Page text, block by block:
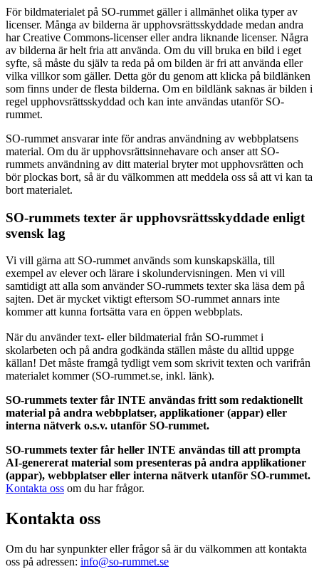
För bildmaterialet på SO-rummet gäller i allmänhet olika typer av
licenser. Många av bilderna är upphovsrättsskyddade medan andra
har Creative Commons-licenser eller andra liknande licenser. Några
av bilderna är helt fria att använda. Om du vill bruka en bild i eget
syfte, så måste du själv ta reda på om bilden är fri att använda eller
vilka villkor som gäller. Detta gör du genom att klicka på bildlänken
som finns under de flesta bilderna. Om en bildlänk saknas är bilden i
regel upphovsrättsskyddad och kan inte användas utanför SO-
rummet.
SO-rummet ansvarar inte för andras användning av webbplatsens
material. Om du är upphovsrättsinnehavare och anser att SO-
rummets användning av ditt material bryter mot upphovsrätten och
bör plockas bort, så är du välkommen att meddela oss så att vi kan ta
bort materialet.
SO-rummets texter är upphovsrättsskyddade enligt
svensk lag
Vi vill gärna att SO-rummet används som kunskapskälla, till
exempel av elever och lärare i skolundervisningen. Men vi vill
samtidigt att alla som använder SO-rummets texter ska läsa dem på
sajten. Det är mycket viktigt eftersom SO-rummet annars inte
kommer att kunna fortsätta vara en öppen webbplats.
När du använder text- eller bildmaterial från SO-rummet i
skolarbeten och på andra godkända ställen måste du alltid uppge
källan! Det måste framgå tydligt vem som skrivit texten och varifrån
materialet kommer (SO-rummet.se, inkl. länk).
SO-rummets texter får INTE användas fritt som redaktionellt
material på andra webbplatser, applikationer (appar) eller
interna nätverk o.s.v. utanför SO-rummet.
SO-rummets texter får heller INTE användas till att prompta
AI-genererat material som presenteras på andra applikationer
(appar), webbplatser eller interna nätverk utanför SO-rummet.
Kontakta oss om du har frågor.
Kontakta oss
Om du har synpunkter eller frågor så är du välkommen att kontakta
oss på adressen: info@so-rummet.se